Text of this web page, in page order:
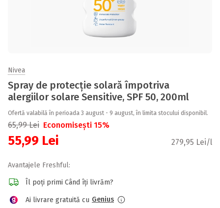
Nivea
Spray de protecție solară împotriva
alergiilor solare Sensitive, SPF 50, 200ml
Ofertă valabilă în perioada 3 august - 9 august, în limita stocului disponibil.
65,99Lei Economisești 15%
55,99 Lei 279,95 Lei/l
Avantajele Freshful:
Îl poți primi Când îți livrăm?
Ai livrare gratuită cu Genius